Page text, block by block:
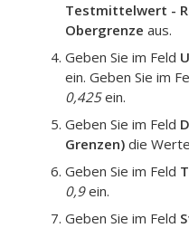
Testmittelwert -
Obergrenze aus.
Geben Sie im Feld
ein. Geben Sie im
0,425ein.
Geben Sie im Feld
Grenzen) die Werte
Geben Sie im Feld
0,9ein.
Geben Sie im Feld